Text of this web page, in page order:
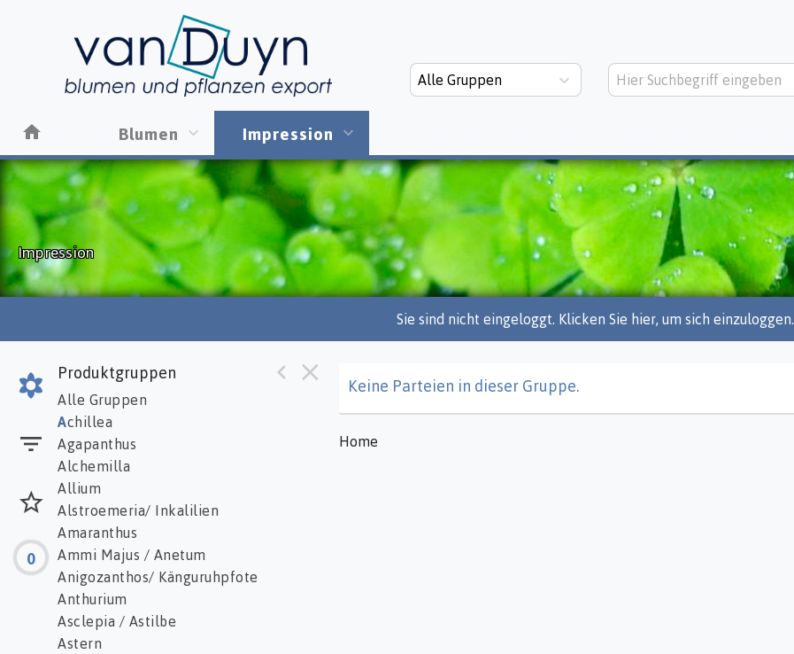
Alle Gruppen
Blumen Impression
Impression
Sie sind nicht eingeloggt. Klicken Sie hier, um sich einzuloggen.
0
Produktgruppen
Alle Gruppen
Achillea
Agapanthus
Alchemilla
Allium
Alstroemeria/ Inkalilien
Amaranthus
Ammi Majus / Anetum
Anigozanthos/ Känguruhpfote
Anthurium
Asclepia / Astilbe
Astern
Keine Parteien in dieser Gruppe.
Home